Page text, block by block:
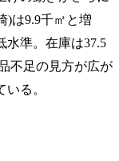
)は9.9千㎥と増
水準。在庫は37.5
不足の見方が広が
る。